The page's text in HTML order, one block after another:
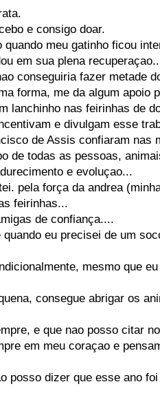
e consigo doar.
meu gatinho ficou
em sua plena
conseguiria fazer metade
forma, me da algum apoio
lanchinho nas feirinhas de
e divulgam esse
de Assis confiaram nas
de todas as pessoas,
e evoluçao...
pela força da andrea
feirinhas...
de confiança....
eu precisei de um
mesmo que
consegue abrigar os
e que nao posso citar
em meu coraçao e
posso dizer que esse ano